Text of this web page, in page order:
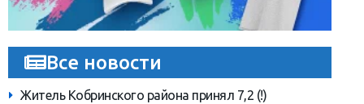
Все новости
Житель Кобринского района принял 7,2 (!)